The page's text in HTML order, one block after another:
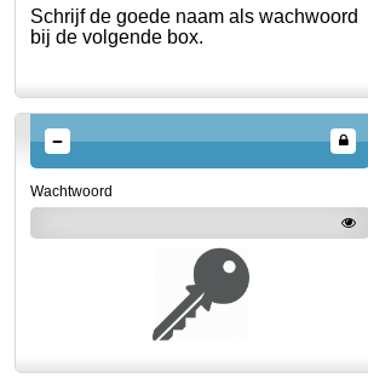
Schrijf de goede naam als wachwoord
bij de volgende box.
Wachtwoord